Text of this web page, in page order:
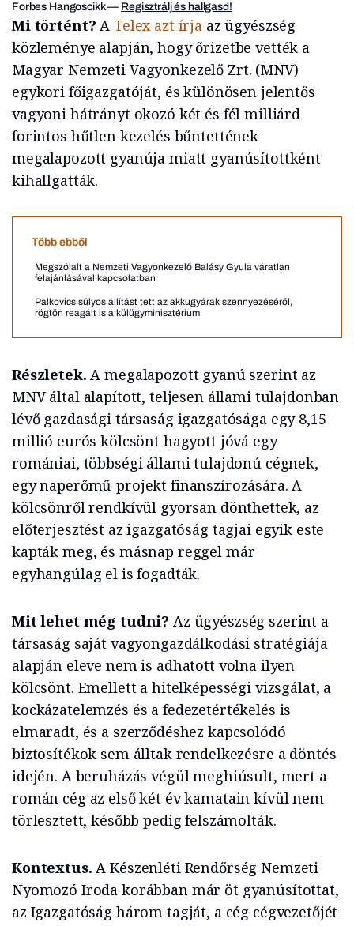
Forbes Hangoscikk— Regisztrálj és hallgasd!
Mi történt? A Telex azt írjaaz ügyészség
közleménye alapján, hogy őrizetbe vették a
Magyar Nemzeti Vagyonkezelő Zrt. (MNV)
egykori főigazgatóját, és különösen jelentős
vagyoni hátrányt okozó két és fél milliárd
forintos hűtlen kezelés bűntettének
megalapozott gyanúja miatt gyanúsítottként
kihallgatták.
Több ebből
Megszólalt a Nemzeti Vagyonkezelő Balásy Gyula váratlan
felajánlásával kapcsolatban
Palkovics súlyos állítást tett az akkugyárak szennyezéséről,
rögtön reagált is a külügyminisztérium
Részletek.A megalapozott gyanú szerint az
MNV által alapított, teljesen állami tulajdonban
lévő gazdasági társaság igazgatósága egy 8,15
millió eurós kölcsönt hagyott jóvá egy
romániai, többségi állami tulajdonú cégnek,
egy naperőmű-projekt finanszírozására. A
kölcsönről rendkívül gyorsan dönthettek, az
előterjesztést az igazgatóság tagjai egyik este
kapták meg, és másnap reggel már
egyhangúlag el is fogadták.
Mit lehet még tudni? Az ügyészség szerint a
társaság saját vagyongazdálkodási stratégiája
alapján eleve nem is adhatott volna ilyen
kölcsönt. Emellett a hitelképességi vizsgálat, a
kockázatelemzés és a fedezetértékelés is
elmaradt, és a szerződéshez kapcsolódó
biztosítékok sem álltak rendelkezésre a döntés
idején. A beruházás végül meghiúsult, mert a
román cég az első két év kamatain kívül nem
törlesztett, később pedig felszámolták.
Kontextus. A Készenléti Rendőrség Nemzeti
Nyomozó Iroda korábban már öt gyanúsítottat,
az Igazgatóság három tagját, a cég cégvezetőjét